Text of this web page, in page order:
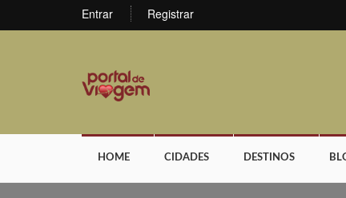
Entrar Registrar
HOME CIDADES DESTINOS